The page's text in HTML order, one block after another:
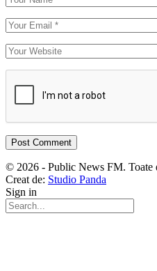
© 2026 - Public News FM. Toate
Creat de: Studio Panda
Sign in